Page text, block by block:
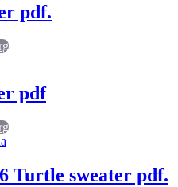
pdf.
pdf
Turtle sweater pdf.